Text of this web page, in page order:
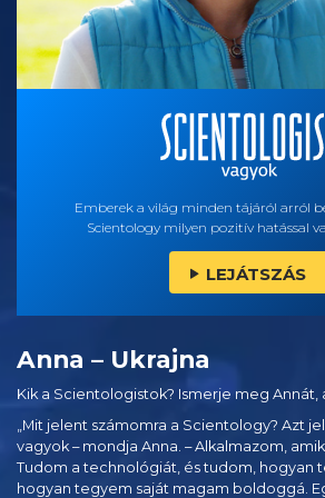
Emberek a világ minden tájáról arról
Scientology milyen pozitív hatással
LEJÁTSZÁS
Anna – Ukrajna
Kik a Scientologistok? Ismerje meg Annát,
„Mit jelent számomra a Scientology? Azt
vagyok – mondja Anna. – Alkalmazom,
Tudom a technológiát, és tudom, hogyan
hogyan tegyem saját magam boldoggá.